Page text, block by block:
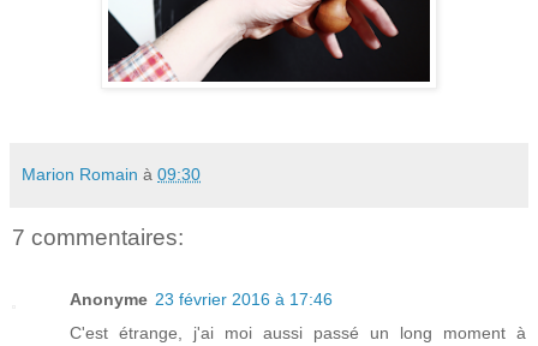
Marion Romain à 09:30
7 commentaires:
Anonyme 23 février 2016 à 17:46
C'est étrange, j'ai moi aussi passé un long moment à